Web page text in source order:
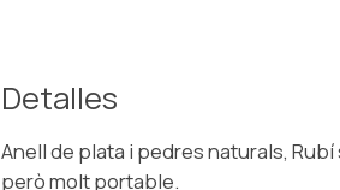
Detalles
Anell de plata i pedres naturals,
però molt portable.